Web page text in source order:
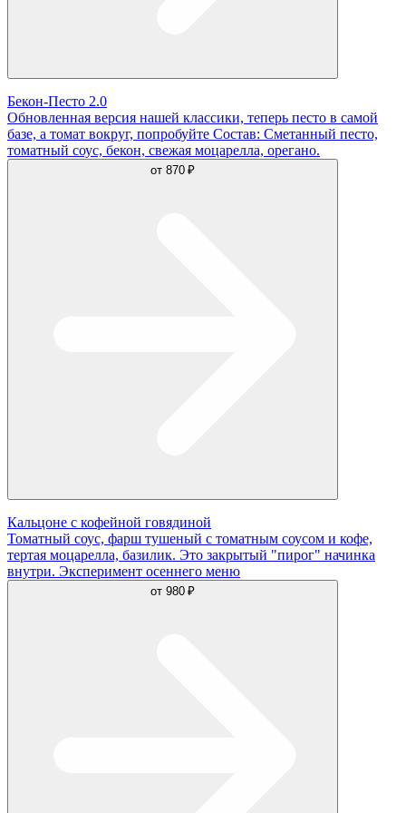
Бекон-Песто 2.0
Обновленная версия нашей классики, теперь песто в самой
базе, а томат вокруг, попробуйте Состав: Сметанный песто,
томатный соус, бекон, свежая моцарелла, орегано.
от 870 ₽
Кальцоне с кофейной говядиной
Томатный соус, фарш тушеный с томатным соусом и кофе,
тертая моцарелла, базилик. Это закрытый "пирог" начинка
внутри. Эксперимент осеннего меню
от 980 ₽